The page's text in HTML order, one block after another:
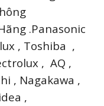
.Panasonic
, Toshiba ,
, AQ ,
, Nagakawa ,
,